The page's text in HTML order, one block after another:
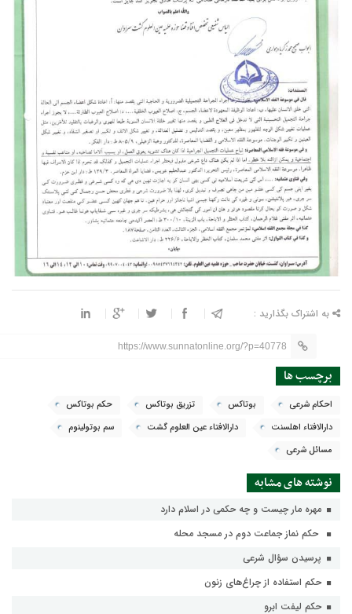
به اشتراک بگذارید :
https://www.sunnatonline.org/?p=40778
برچسب ها
احکام شرعی بوتاکس تزریق بوتاکس
حکم بوتاکس
دارا‌‌لافتاء اهلسنت
دارالافتاء عین العلوم گشت
سم بوتولینوم
مسائل شرعى
نوشته های مشابه
مهره مار چیست و چه حکمی در اسلام دارد
حکم نماز جماعت دوم در مسجد محله
پرسیدن سؤال شرعی
حکم استفاده از چراغ‌های زنون
حکم لیفت ابرو